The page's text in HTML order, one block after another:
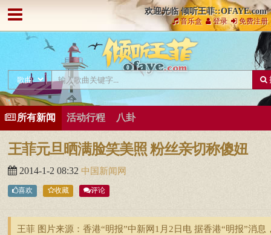
欢迎光临 倾听王菲::OFAYE.com
音乐盒 登录 免费注册
所有新闻 活动行程 八卦
王菲元旦晒满脸笑美照 粉丝亲切称傻妞
2014-1-2 08:32 中国新闻网
喜欢 收藏 评论
王菲 图片来源：香港“明报”中新网1月2日电 据香港“明报”消息